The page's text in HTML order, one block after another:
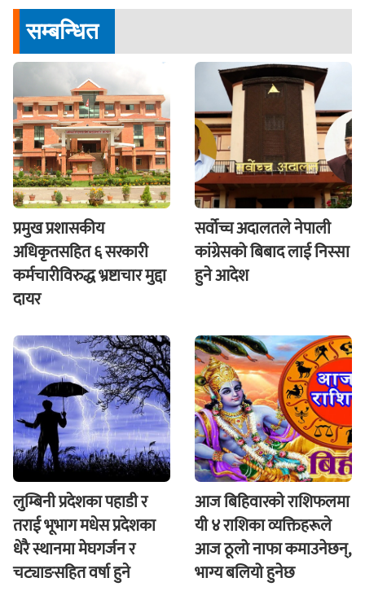
सम्बन्धित
प्रमुख प्रशासकीय
अधिकृतसहित ६ सरकारी
कर्मचारीविरुद्ध भ्रष्टाचार मुद्दा
दायर
सर्वोच्च अदालतले नेपाली
कांग्रेसको बिबाद लाई निस्सा
हुने आदेश
लुम्बिनी प्रदेशका पहाडी र
तराई भूभाग मधेस प्रदेशका
धेरै स्थानमा मेघगर्जन र
चट्याङसहित वर्षा हुने
आज बिहिवारकाे राशिफलमा
यी ४ राशिका व्यक्तिहरूले
आज ठूलो नाफा कमाउनेछन्,
भाग्य बलियो हुनेछ